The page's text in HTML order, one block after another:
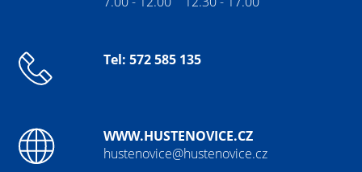
Tel: 572 585 135
WWW.HUSTENOVICE.CZ
hustenovice@hustenovice.cz